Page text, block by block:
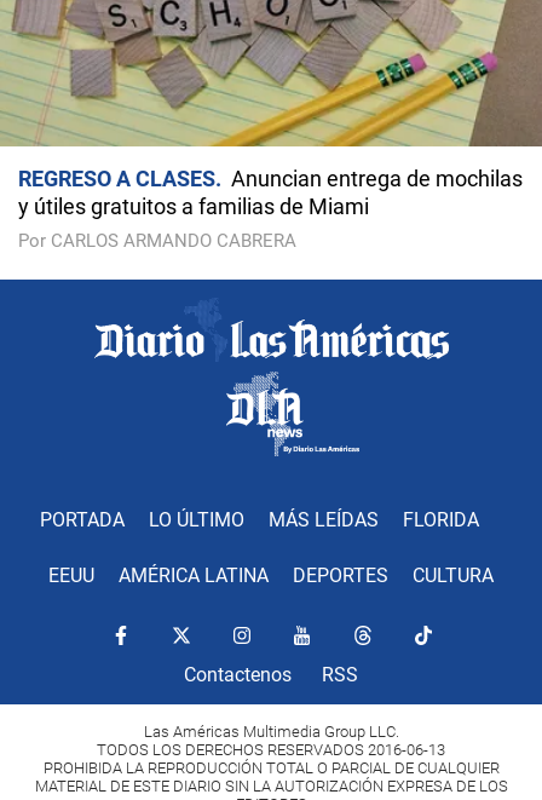
REGRESO A CLASES
Anuncian entrega de mochilas
y útiles gratuitos a familias de Miami
Por CARLOS ARMANDO CABRERA
PORTADA LO ÚLTIMO MÁS LEÍDAS FLORIDA
EEUU AMÉRICA LATINA DEPORTES CULTURA
Contactenos RSS
Las Américas Multimedia Group LLC.
TODOS LOS DERECHOS RESERVADOS 2016-06-13
PROHIBIDA LA REPRODUCCIÓN TOTAL O PARCIAL DE CUALQUIER
MATERIAL DE ESTE DIARIO SIN LA AUTORIZACIÓN EXPRESA DE LOS